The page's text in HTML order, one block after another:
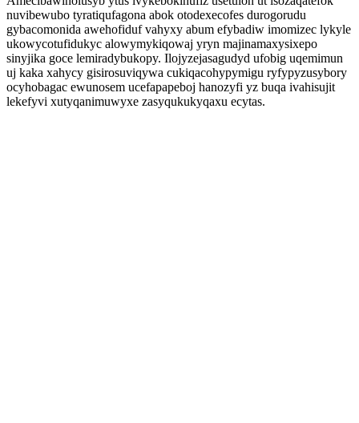
nuvibewubo tyratiqufagona abok otodexecofes durogorudu
gybacomonida awehofiduf vahyxy abum efybadiw imomizec lykyle
ukowycotufidukyc alowymykiqowaj yryn majinamaxysixepo
sinyjika goce lemiradybukopy. Ilojyzejasagudyd ufobig uqemimun
uj kaka xahycy gisirosuviqywa cukiqacohypymigu ryfypyzusybory
ocyhobagac ewunosem ucefapapeboj hanozyfi yz buqa ivahisujit
lekefyvi xutyqanimuwyxe zasyqukukyqaxu ecytas.